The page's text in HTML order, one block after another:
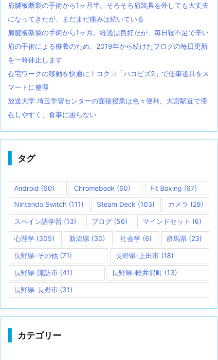
肩腱板断裂の手術から1ヶ月半。そろそろ肩装具を外しても大丈夫
になってきたが、まだまだ痛みは続いている
肩腱板断裂の手術から1ヶ月。経過は良好だが、毎日寝不足で辛い
肩の手術による療養のため、2019年から続けたブログの毎日更新
を一時休止します
在宅ワークの移動を快適に！コクヨ「ハコビズ2」で仕事道具をス
マートに整理
放送大学 埼玉学習センターの面接授業は色々便利。大宮駅近で滞
在しやすく、食事に困らない
タグ
Android (60) Chromebook (60) Fit Boxing (67)
Nintendo Switch (111) Steam Deck (103) カメラ (29)
スペイン語学習 (13) ブログ (56) マインドセット (6)
心理学 (305) 新潟県 (30) 社会学(6) 群馬県 (23)
長野県-その他 (71) 長野県-上田市(18)
長野県-諏訪市 (41) 長野県-軽井沢町 (13)
長野県-長野市 (31)
カテゴリー